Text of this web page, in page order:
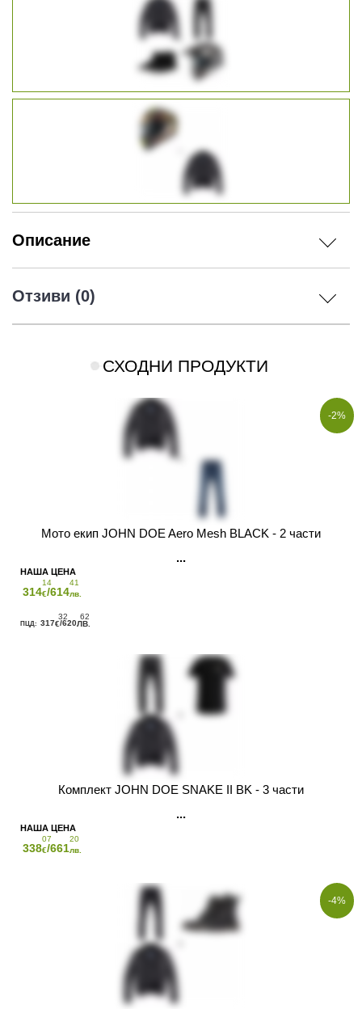
Описание
Отзиви (0)
СХОДНИ ПРОДУКТИ
-2%
Мото екип JOHN DOE Aero Mesh BLACK - 2 части
314
14
€/614
41
лв.
317
32
€/620
62
ЛВ.
Комплект JOHN DOE SNAKE II BK - 3 части
338
07
€/661
20
лв.
-4%